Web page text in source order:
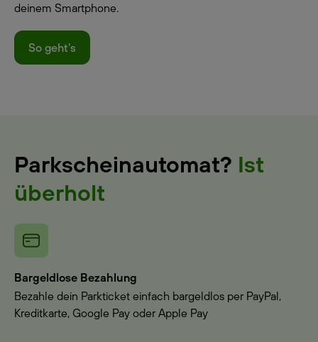
deinem Smartphone.
So geht's
Parkscheinautomat? Ist
überholt
Bargeldlose Bezahlung
Bezahle dein Parkticket einfach bargeldlos per PayPal,
Kreditkarte, Google Pay oder Apple Pay